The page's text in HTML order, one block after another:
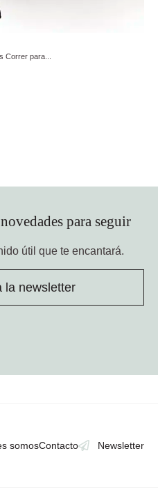
Correr para...
para seguir
útil que te encantará.
la newsletter
somosContacto Newsletter